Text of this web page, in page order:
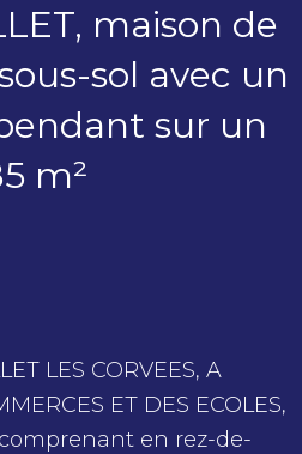
maison de
sol avec un
sur un
m²
LES CORVEES, A
ET DES ECOLES,
en rez-de-